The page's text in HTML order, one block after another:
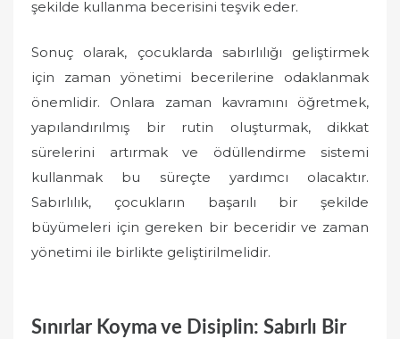
şekilde kullanma becerisini teşvik eder.
Sonuç olarak, çocuklarda sabırlılığı geliştirmek
için zaman yönetimi becerilerine odaklanmak
önemlidir. Onlara zaman kavramını öğretmek,
yapılandırılmış bir rutin oluşturmak, dikkat
sürelerini artırmak ve ödüllendirme sistemi
kullanmak bu süreçte yardımcı olacaktır.
Sabırlılık, çocukların başarılı bir şekilde
büyümeleri için gereken bir beceridir ve zaman
yönetimi ile birlikte geliştirilmelidir.
Sınırlar Koyma ve Disiplin: Sabırlı Bir